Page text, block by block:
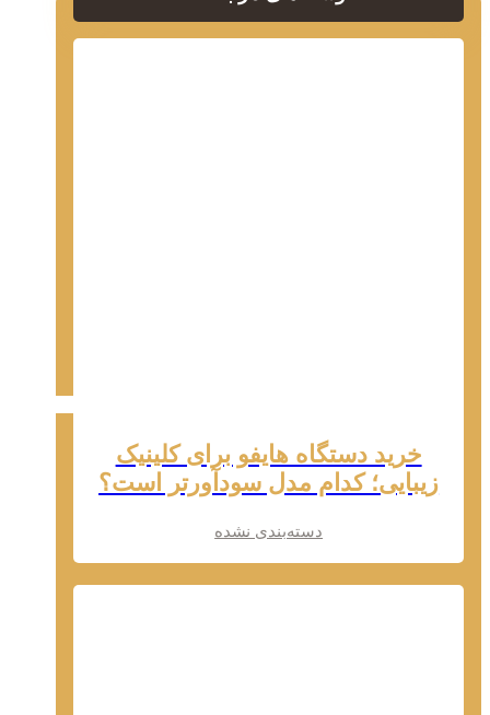
خرید دستگاه هایفو برای کلینیک
زیبایی؛ کدام مدل سودآورتر است؟
دسته‌بندی نشده